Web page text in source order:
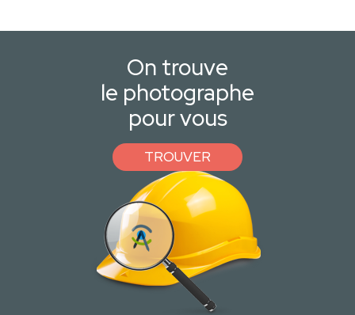
On trouve
le photographe
pour vous
TROUVER